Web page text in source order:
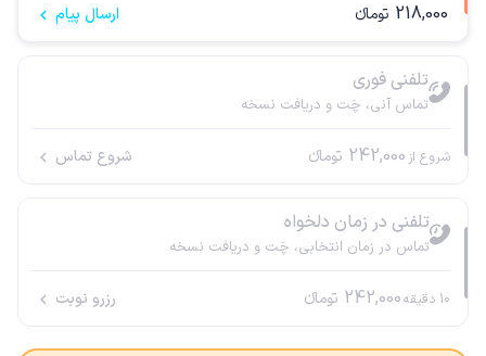
218,000 تومانء ارسال پیام
تلفنی فوری
تماس آنی، چَت و دریافت نسخه
شروع از 242,000 تومانء شروع تماس
تلفنی در زمان دلخواه
تماس در زمان انتخابی، چَت و دریافت نسخه
10 دقیقه242,000 تومانء رزرو نوبت